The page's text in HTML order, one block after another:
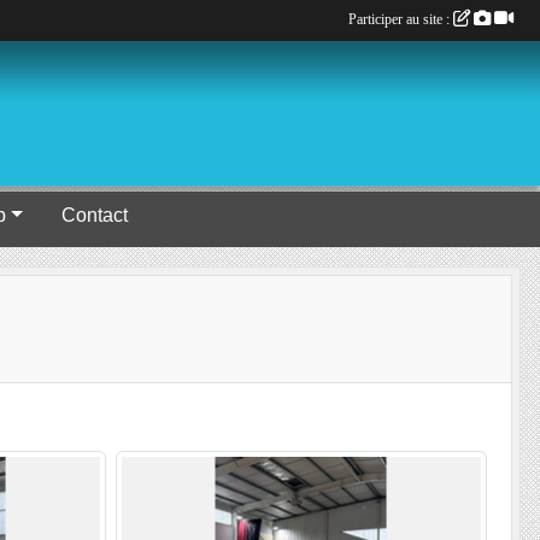
Contact
Participer au site :